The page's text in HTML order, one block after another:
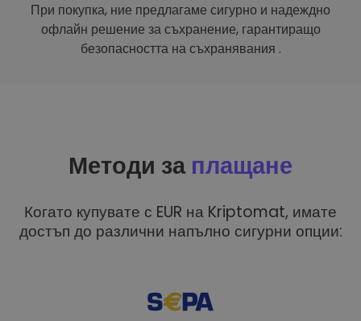
При покупка, ние предлагаме сигурно и надеждно
офлайн решение за съхранение, гарантиращо
безопасността на съхранявания .
Методи за плащане
Когато купувате с EUR на Kriptomat, имате
достъп до различни напълно сигурни опции: